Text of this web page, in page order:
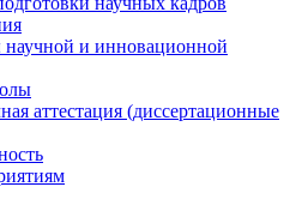
научной и инновационной
аттестация (диссертационные